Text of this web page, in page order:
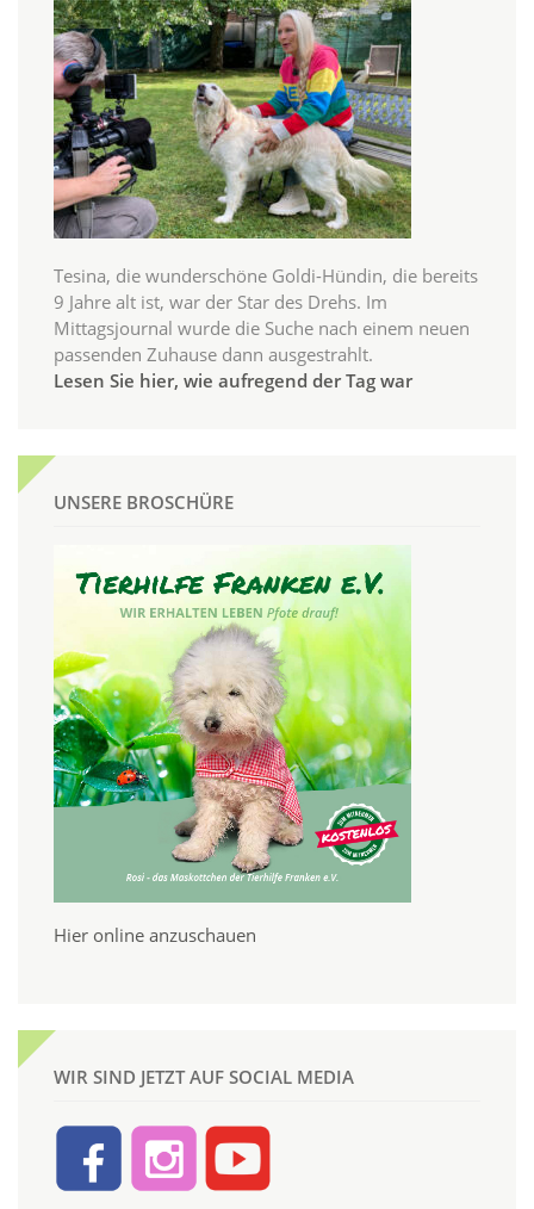
Tesina, die wunderschöne Goldi-Hündin, die bereits
9 Jahre alt ist, war der Star des Drehs. Im
Mittagsjournal wurde die Suche nach einem neuen
passenden Zuhause dann ausgestrahlt.
Lesen Sie hier, wie aufregend der Tag war
UNSERE BROSCHÜRE
Hier online anzuschauen
WIR SIND JETZT AUF SOCIAL MEDIA